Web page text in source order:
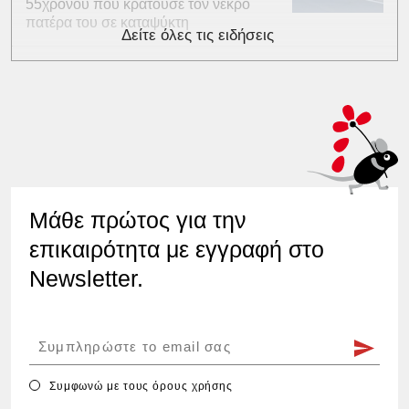
55χρονου που κρατούσε τον νεκρό
πατέρα του σε καταψύκτη
Δείτε όλες τις ειδήσεις
Μάθε πρώτος για την
επικαιρότητα με εγγραφή στο
Newsletter.
Συμφωνώ με τουςόρους χρήσης